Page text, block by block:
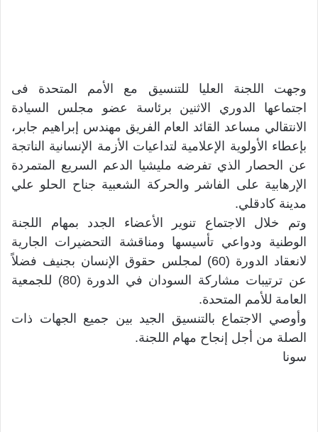
وجهت اللجنة العليا للتنسيق مع الأمم المتحدة فى
اجتماعها الدوري الاثنين برئاسة عضو مجلس السيادة
الانتقالي مساعد القائد العام الفريق مهندس إبراهيم جابر،
بإعطاء الأولوية الإعلامية لتداعيات الأزمة الإنسانية الناتجة
عن الحصار الذي تفرضه مليشيا الدعم السريع المتمردة
الإرهابية على الفاشر والحركة الشعبية جناح الحلو علي
مدينة كادقلي.
وتم خلال الاجتماع تنوير الأعضاء الجدد بمهام اللجنة
الوطنية ودواعي تأسيسها ومناقشة التحضيرات الجارية
لانعقاد الدورة (60) لمجلس حقوق الإنسان بجنيف فضلاً
عن ترتيبات مشاركة السودان في الدورة (80) للجمعية
العامة للأمم المتحدة.
وأوصي الاجتماع بالتنسيق الجيد بين جميع الجهات ذات
الصلة من أجل إنجاح مهام اللجنة.
سونا